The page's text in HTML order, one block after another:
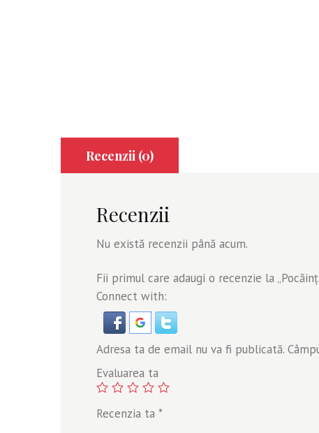
Recenzii (0)
Recenzii
Nu există recenzii până acum.
Fii primul care adaugi o recenzie la
Connect with:
Adresa ta de email nu va fi publicată.
Evaluarea ta
Recenzia ta *